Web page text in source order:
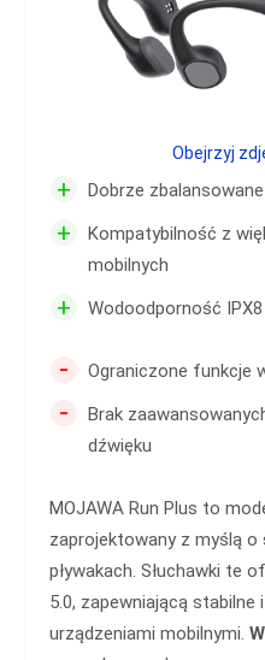
+ Dobrze
+
Kompatybilność z
mobilnych
+ Wodoodporność IPX8
- Ograniczone funkcje
-
Brak
dźwięku
MOJAWA Run Plus to
zaprojektowany z myślą
pływakach. Słuchawki te
5.0, zapewniającą stabilne
urządzeniami mobilnymi.
Obejrzyj